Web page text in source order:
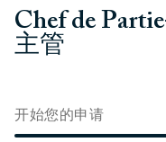
Chef de
主管
开始您的申请